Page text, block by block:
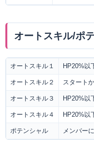
オートスキル/ポ
オートスキル１ HP20%以
オートスキル２ スタート
オートスキル３ HP20%以
オートスキル４ HP20%以
ポテンシャル メンバー